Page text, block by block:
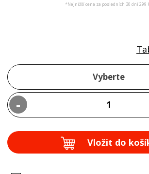
*Nejnižší cena za posledních 30 dní 299
Vyberte
-
Vložit do